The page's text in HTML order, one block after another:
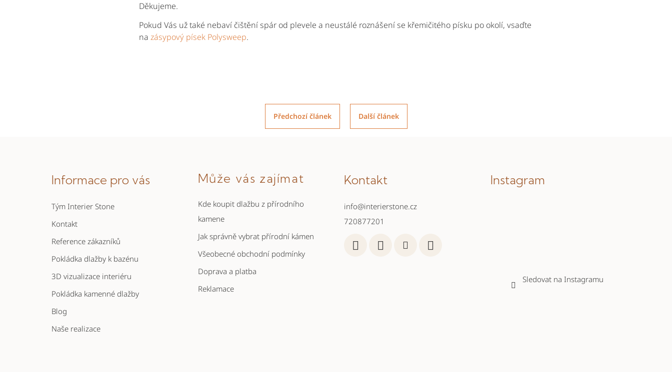
Děkujeme.
Pokud Vás už také nebaví čištění spár od plevele a neustálé roznášení se křemičitého písku po okolí, vsaďte
na zásypový písek Polysweep.
Předchozí článek Další článek
Informace pro vás
Tým Interier Stone
Kontakt
Reference zákazníků
Pokládka dlažby k bazénu
3D vizualizace interiéru
Pokládka kamenné dlažby
Blog
Naše realizace
Může vás zajímat
Kde koupit dlažbu z přírodního
kamene
Jak správně vybrat přírodní kámen
Všeobecné obchodní podmínky
Doprava a platba
Reklamace
Kontakt
info@interierstone.cz
720877201
Instagram
Sledovat na Instagramu